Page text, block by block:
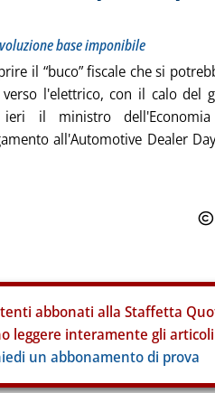
base imponibile
il “buco” fiscale che si
l'elettrico, con il calo del
il ministro dell'Economia
all'Automotive Dealer
abbonati alla Staffetta
leggere interamente gli
un abbonamento di prova